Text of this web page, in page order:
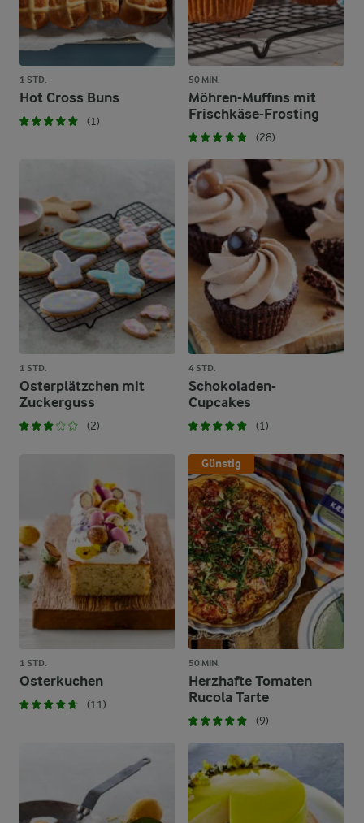
1 STD.
Hot Cross Buns
(1)
50 MIN.
Möhren-Muffins mit
Frischkäse-Frosting
(28)
1 STD.
Osterplätzchen mit
Zuckerguss
(2)
4 STD.
Schokoladen-
Cupcakes
(1)
1 STD.
Osterkuchen
(11)
Günstig
50 MIN.
Herzhafte Tomaten
Rucola Tarte
(9)